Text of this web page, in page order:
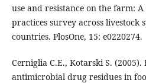
use and resistance on the farm:
practices survey across livestock
countries. PlosOne, 15: e0220274.
Cerniglia C.E., Kotarski S.
antimicrobial drug residues in